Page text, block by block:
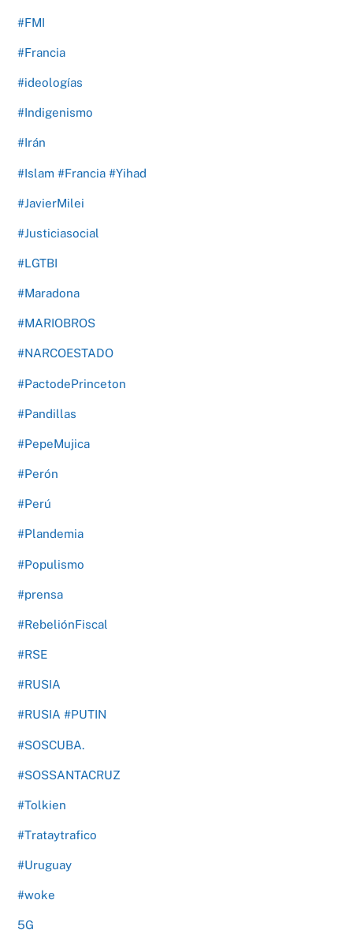
#FMI
#Francia
#ideologías
#Indigenismo
#Irán
#Islam #Francia #Yihad
#JavierMilei
#Justiciasocial
#LGTBI
#Maradona
#MARIOBROS
#NARCOESTADO
#PactodePrinceton
#Pandillas
#PepeMujica
#Perón
#Perú
#Plandemia
#Populismo
#prensa
#RebeliónFiscal
#RSE
#RUSIA
#RUSIA #PUTIN
#SOSCUBA.
#SOSSANTACRUZ
#Tolkien
#Trataytrafico
#Uruguay
#woke
5G